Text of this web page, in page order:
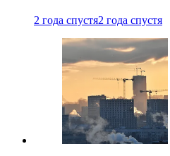
2 года спустя2 года спустя